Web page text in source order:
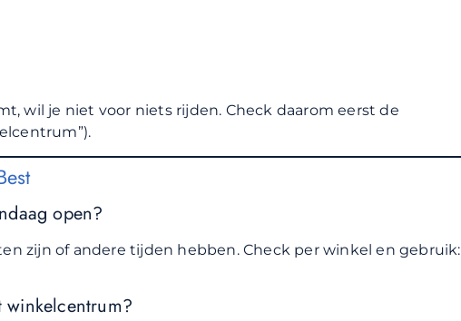
wil je niet voor niets rijden. Check daarom eerst de
open?
zijn of andere tijden hebben. Check per winkel en gebruik: